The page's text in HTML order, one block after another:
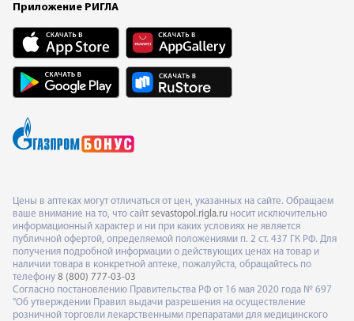
Приложение РИГЛА
Цены в аптеках могут отличаться от цен, указанных на сайте. Обращаем
ваше внимание на то, что сайт sevastopol.rigla.ru носит исключительно
информационный характер и ни при каких условиях не является
публичной офертой, определяемой положениями п. 2 ст. 437 ГК РФ. Для
получения подробной информации о действующих ценах на товар и
наличии товара в конкретной аптеке, пожалуйста, обращайтесь по
телефону 8 (800) 777-03-03
Согласно постановлению Правительства РФ от 16 мая 2020 года № 697
"Об утверждении Правил выдачи разрешения на осуществление
розничной торговли лекарственными препаратами для медицинского